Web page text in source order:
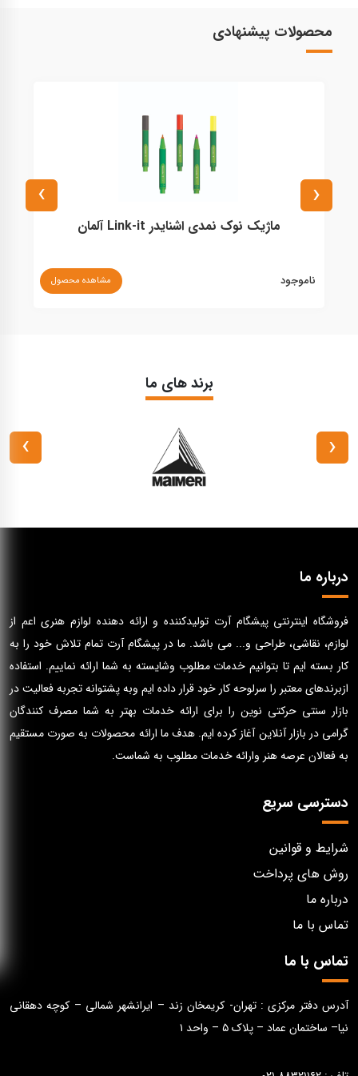
محصولات پیشنهادی
ماژیک نوک نمدی اشنایدر Link-it آلمان
ناموجود مشاهده محصول
‹
›
برند های ما
‹
›
درباره ما
فروشگاه اینترنتی پیشگام آرت تولیدکننده و ارائه دهنده لوازم هنری اعم از
لوازم، نقاشی، طراحی و... می باشد. ما در پیشگام آرت تمام تلاش خود را به
کار بسته ایم تا بتوانیم خدمات مطلوب وشایسته به شما ارائه نماییم. استفاده
ازبرندهای معتبر را سرلوحه کار خود قرار داده ایم وبه پشتوانه تجربه فعالیت در
بازار سنتی حرکتی نوین را برای ارائه خدمات بهتر به شما مصرف کنندگان
گرامی در بازار آنلاین آغاز کرده ایم. هدف ما ارائه محصولات به صورت مستقیم
به فعالان عرصه هنر وارائه خدمات مطلوب به شماست.
دسترسی سریع
شرایط و قوانین
روش های پرداخت
درباره ما
تماس با ما
تماس با ما
آدرس دفتر مرکزی : تهران- کریمخان زند – ایرانشهر شمالی – کوچه دهقانی
نیا– ساختمان عماد – پلاک ۵ – واحد ۱